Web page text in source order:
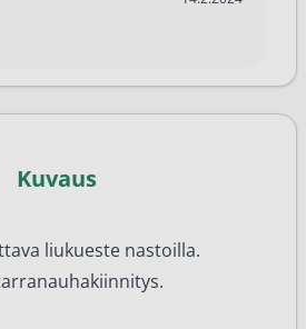
Kuvaus
liukueste nastoilla.